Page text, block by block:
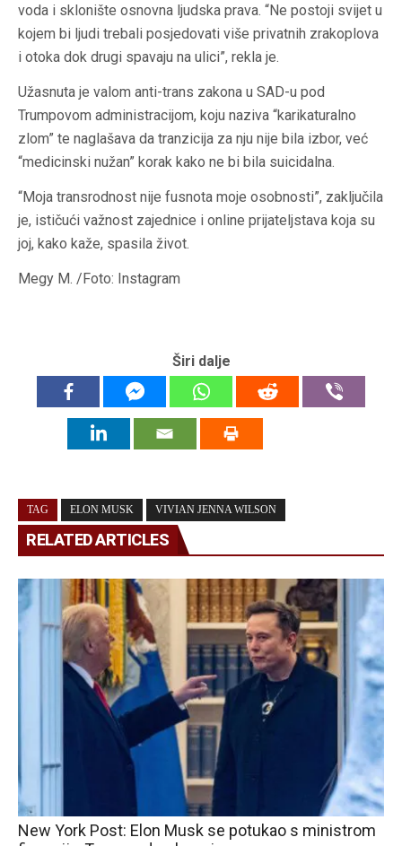
voda i sklonište osnovna ljudska prava. “Ne postoji svijet u
kojem bi ljudi trebali posjedovati više privatnih zrakoplova
i otoka dok drugi spavaju na ulici”, rekla je.
Užasnuta je valom anti-trans zakona u SAD-u pod
Trumpovom administracijom, koju naziva “karikaturalno
zlom” te naglašava da tranzicija za nju nije bila izbor, već
“medicinski nužan” korak kako ne bi bila suicidalna.
“Moja transrodnost nije fusnota moje osobnosti”, zaključila
je, ističući važnost zajednice i online prijateljstava koja su
joj, kako kaže, spasila život.
Megy M. /Foto: Instagram
Širi dalje
TAG ELON MUSK VIVIAN JENNA WILSON
RELATED ARTICLES
New York Post: Elon Musk se potukao s ministrom